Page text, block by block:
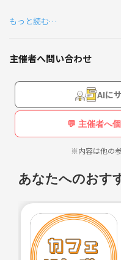
1週間の仕事を終えて、スト
期的に体を動かせるよう、華
度は開催できるよう調整してい
一緒にボールを蹴って楽しめ
ボールを触ることすら初めて
思えるようなサークルを目指
楽しく和気あいあいとプレー
者、初心者、男女は関係なく
ため、フットサルやサッカー
一度見学をしてみたいという
お友達とご一緒に参加、ご夫
ります！
開催予定 8/30 . 9/6 . 9/13 . 9/27
もっと読む…
主催者へ問い合わせ
AIに
💬 主催者へ
※内容は他の
あなたへのおす